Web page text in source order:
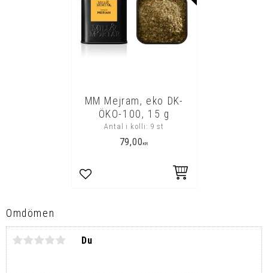
Omdömen
Du
MM Mejram, eko DK-
ÖKO-100, 15 g
Antal i kolli: 9 st
79,00 KR
Lägg till i favoriter